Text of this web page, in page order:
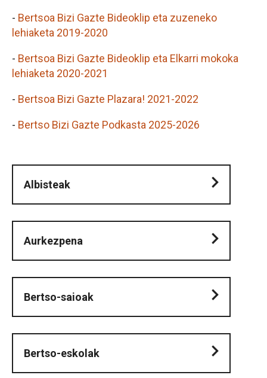
- Bertsoa Bizi Gazte Bideoklip eta zuzeneko
lehiaketa 2019-2020
- Bertsoa Bizi Gazte Bideoklip eta Elkarri mokoka
lehiaketa 2020-2021
- Bertsoa Bizi Gazte Plazara! 2021-2022
- Bertso Bizi Gazte Podkasta 2025-2026
Albisteak
Aurkezpena
Bertso-saioak
Bertso-eskolak